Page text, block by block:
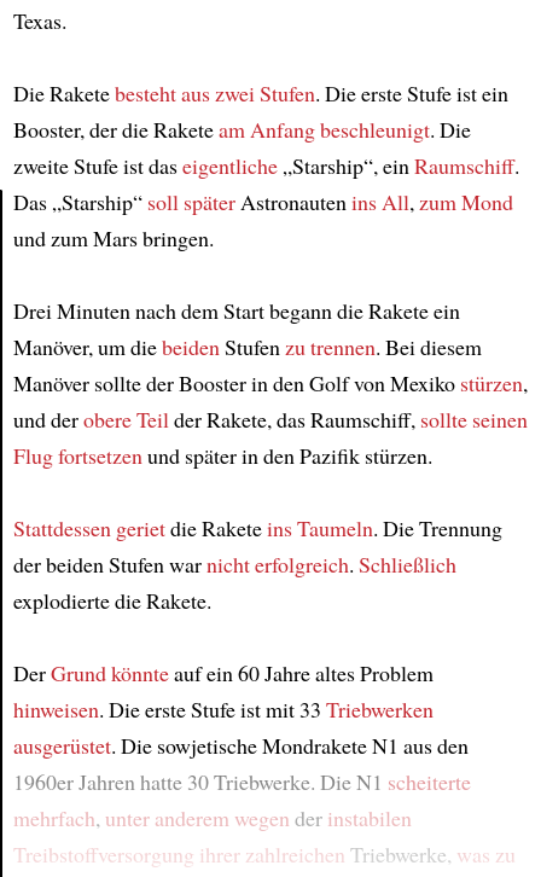
Texas.
Die Raketebesteht auszwei Stufen. Die erste Stufe ist ein
Booster, der die Raketeam Anfangbeschleunigt. Die
zweite Stufe ist daseigentliche„Starship“, einRaumschiff.
Das „Starship“ soll späterAstronautenins All,zum Mond
und zum Mars bringen.
Drei Minuten nach dem Start begann die Rakete ein
Manöver, um diebeidenStufenzu trennen. Bei diesem
Manöver sollte der Booster in den Golf von Mexiko stürzen,
und derobere Teilder Rakete, das Raumschiff, sollte seinen
Flug fortsetzenund später in den Pazifik stürzen.
Stattdessen gerietdie Raketeins Taumeln. Die Trennung
der beiden Stufen warnicht erfolgreich. Schließlich
explodierte die Rakete.
DerGrundkönnteauf ein 60 Jahre altes Problem
hinweisen. Die erste Stufe ist mit 33 Triebwerken
ausgerüstet. Die sowjetische Mondrakete N1 aus den
1960er Jahren hatte 30 Triebwerke. Die N1 scheiterte
mehrfach,unter anderem wegen der instabilen
Treibstoffversorgung ihrer zahlreichen Triebwerke, was zu